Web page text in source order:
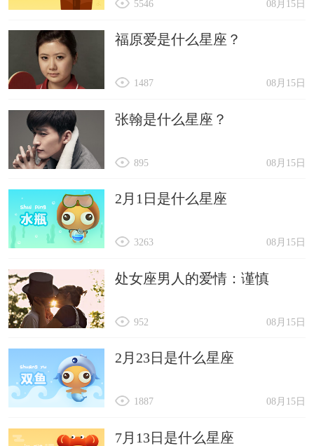
08月15日
5546
福原爱是什么星座？
08月15日
1487
张翰是什么星座？
08月15日
895
2月1日是什么星座
08月15日
3263
处女座男人的爱情：谨慎
08月15日
952
2月23日是什么星座
08月15日
1887
7月13日是什么星座